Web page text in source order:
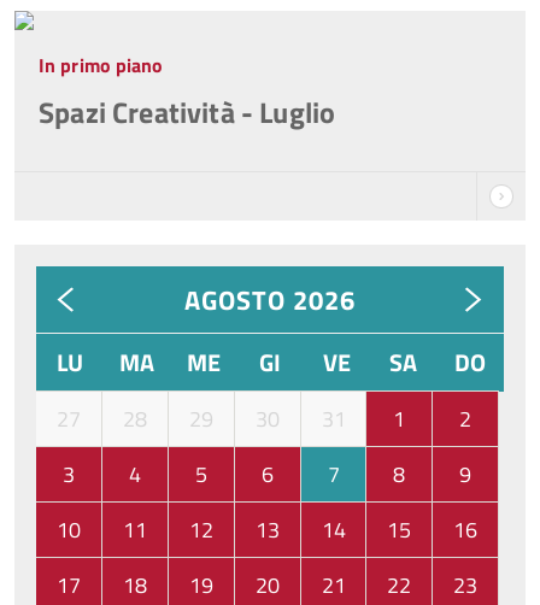
In primo piano
Spazi Creatività - Luglio
AGOSTO 2026
LU MA ME GI VE SA DO
27 28 29 30 31 1
2
3
4 5 6 7 8
9
10
11 12 13 14 15
16
17
18 19 20 21 22
23